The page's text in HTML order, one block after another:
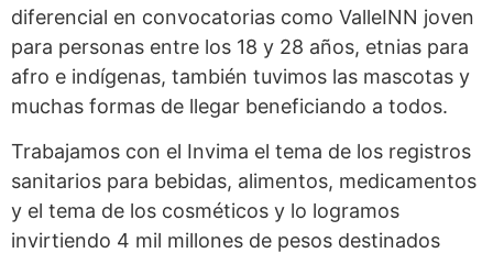
diferencial en convocatorias como ValleINN joven
para personas entre los 18 y 28 años, etnias para
afro e indígenas, también tuvimos las mascotas y
muchas formas de llegar beneficiando a todos.
Trabajamos con el Invima el tema de los registros
sanitarios para bebidas, alimentos, medicamentos
y el tema de los cosméticos y lo logramos
invirtiendo 4 mil millones de pesos destinados